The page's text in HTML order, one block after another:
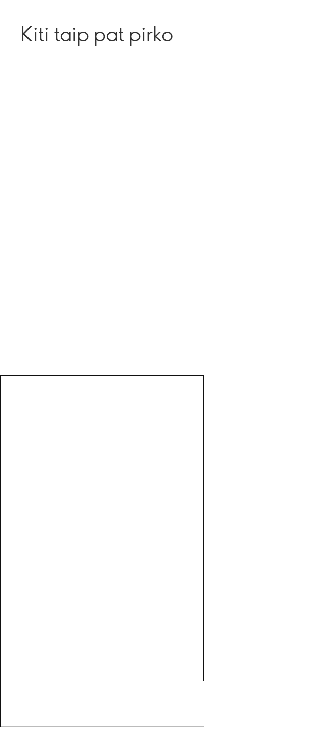
Kiti taip pat pirko